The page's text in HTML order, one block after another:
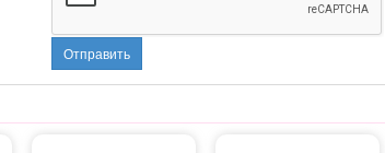
Отправить